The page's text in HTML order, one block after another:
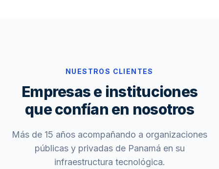
NUESTROS CLIENTES
Empresas e instituciones
que confían en nosotros
Más de 15 años acompañando a organizaciones
públicas y privadas de Panamá en su
infraestructura tecnológica.